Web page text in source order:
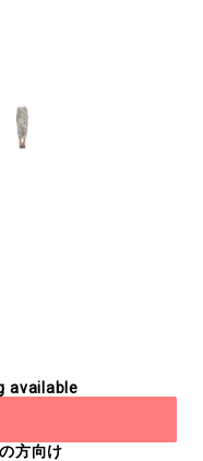
available
方向け